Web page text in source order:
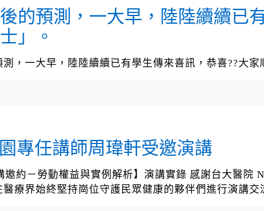
的預測，一大早，陸陸續續已
」。
，一大早，陸陸續續已有學生傳來喜訊，恭喜??大家
專任講師周瑋軒受邀演講
邀約－勞動權益與實例解析】演講實錄 感謝台大醫
療界始終堅持崗位守護民眾健康的夥伴們進行演講交